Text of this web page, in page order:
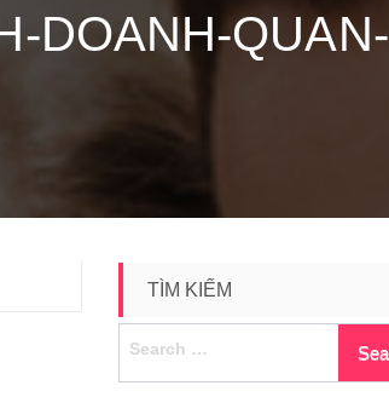
DOANH-QUAN-
TÌM KIẾM